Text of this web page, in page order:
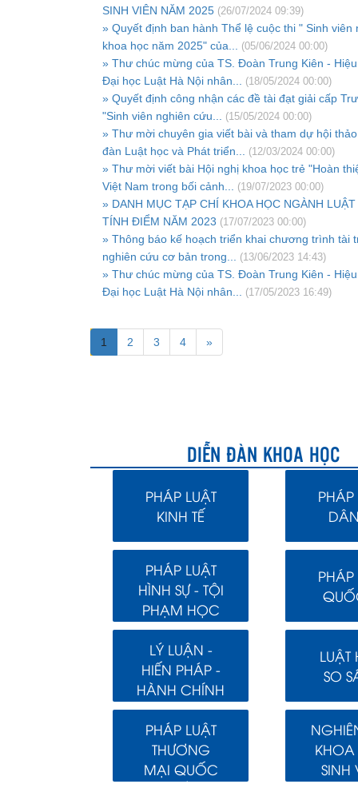
SINH VIÊN NĂM 2025 (26/07/2024 09:39)
» Quyết định ban hành Thể lệ cuộc thi " Sinh viên
khoa học năm 2025" của... (05/06/2024 00:00)
» Thư chúc mừng của TS. Đoàn Trung Kiên -
Đại học Luật Hà Nội nhân... (18/05/2024 00:00)
» Quyết định công nhận các đề tài đạt giải cấp
"Sinh viên nghiên cứu... (15/05/2024 00:00)
» Thư mời chuyên gia viết bài và tham dự hội
đàn Luật học và Phát triển... (12/03/2024 00:00)
» Thư mời viết bài Hội nghị khoa học trẻ "Hoàn
Việt Nam trong bối cảnh... (19/07/2023 00:00)
» DANH MỤC TẠP CHÍ KHOA HỌC NGÀNH
TÍNH ĐIỂM NĂM 2023 (17/07/2023 00:00)
» Thông báo kế hoạch triển khai chương trình tài
nghiên cứu cơ bản trong... (13/06/2023 14:43)
» Thư chúc mừng của TS. Đoàn Trung Kiên -
Đại học Luật Hà Nội nhân... (17/05/2023 16:49)
1 2 3 4 »
DIỄN ĐÀN KHOA HỌC
PHÁP LUẬT
KINH TẾ
PHÁP
PHÁP LUẬT
HÌNH SỰ - TỘI
PHẠM HỌC
PHÁP
LÝ LUẬN -
HIẾN PHÁP -
HÀNH CHÍNH
LUẬT
SO
PHÁP LUẬT
THƯƠNG
MẠI QUỐC
SINH